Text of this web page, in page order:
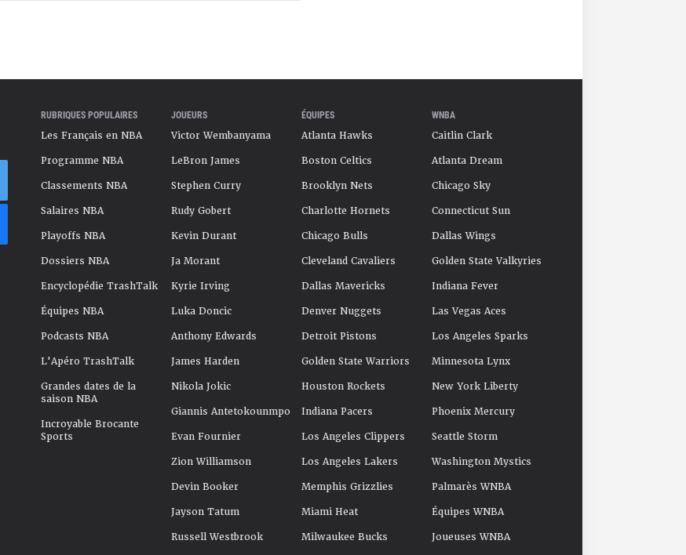
RUBRIQUES POPULAIRES
Les Français en NBA
Programme NBA
Classements NBA
Salaires NBA
Playoffs NBA
Dossiers NBA
Encyclopédie TrashTalk
Équipes NBA
Podcasts NBA
L'Apéro TrashTalk
Grandes dates de la
saison NBA
Incroyable Brocante
Sports
JOUEURS
Victor Wembanyama
LeBron James
Stephen Curry
Rudy Gobert
Kevin Durant
Ja Morant
Kyrie Irving
Luka Doncic
Anthony Edwards
James Harden
Nikola Jokic
Giannis Antetokounmpo
Evan Fournier
Zion Williamson
Devin Booker
Jayson Tatum
Russell Westbrook
ÉQUIPES
Atlanta Hawks
Boston Celtics
Brooklyn Nets
Charlotte Hornets
Chicago Bulls
Cleveland Cavaliers
Dallas Mavericks
Denver Nuggets
Detroit Pistons
Golden State Warriors
Houston Rockets
Indiana Pacers
Los Angeles Clippers
Los Angeles Lakers
Memphis Grizzlies
Miami Heat
Milwaukee Bucks
WNBA
Caitlin Clark
Atlanta Dream
Chicago Sky
Connecticut Sun
Dallas Wings
Golden State Valkyries
Indiana Fever
Las Vegas Aces
Los Angeles Sparks
Minnesota Lynx
New York Liberty
Phoenix Mercury
Seattle Storm
Washington Mystics
Palmarès WNBA
Équipes WNBA
Joueuses WNBA